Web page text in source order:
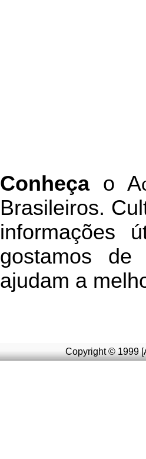
Conheçao A
Brasileiros.
informações
gostamos
ajudam a
Copyright © 1999